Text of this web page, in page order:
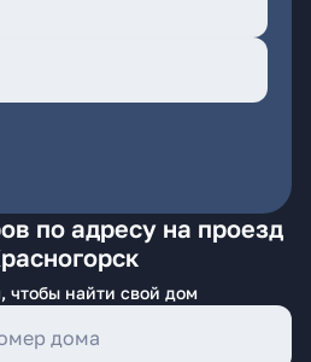
по адресу на проезд
чтобы найти свой дом